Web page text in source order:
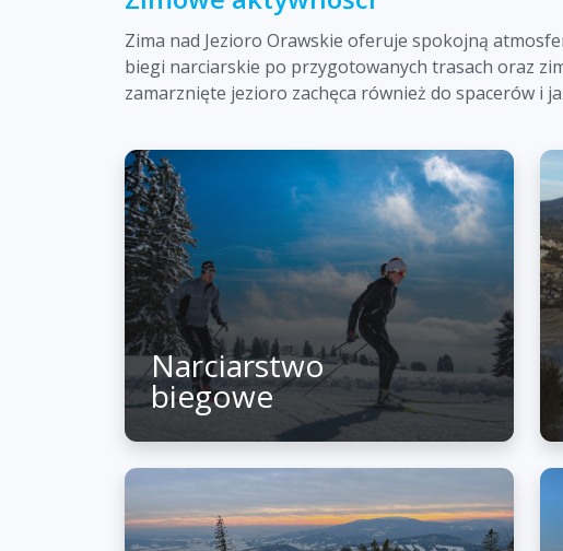
Zima nad Jezioro Orawskie oferuje spokojną
biegi narciarskie po przygotowanych trasach oraz
zamarznięte jezioro zachęca również do spacerów i
Narciarstwo
biegowe